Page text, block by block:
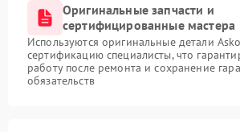
Оригинальные запчасти и
сертифицированные мастера
Используются оригинальные детали
сертификацию специалисты, что
работу после ремонта и сохранение
обязательств